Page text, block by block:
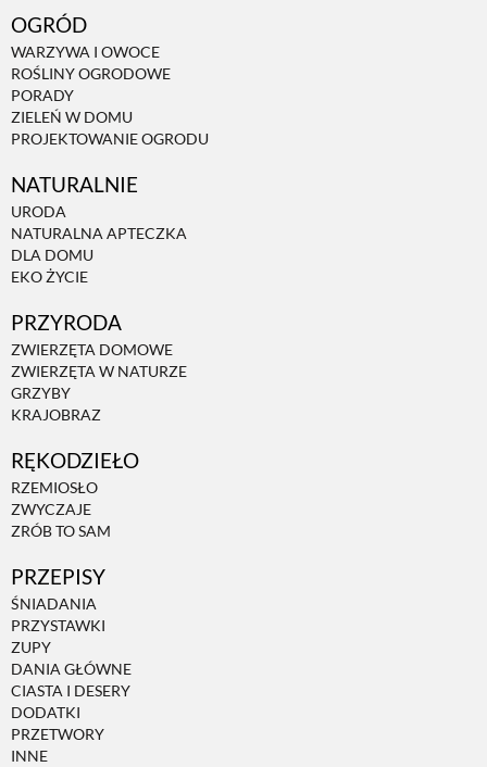
OGRÓD
WARZYWA I OWOCE
ROŚLINY OGRODOWE
PORADY
ZIELEŃ W DOMU
PROJEKTOWANIE OGRODU
NATURALNIE
URODA
NATURALNA APTECZKA
DLA DOMU
EKO ŻYCIE
PRZYRODA
ZWIERZĘTA DOMOWE
ZWIERZĘTA W NATURZE
GRZYBY
KRAJOBRAZ
RĘKODZIEŁO
RZEMIOSŁO
ZWYCZAJE
ZRÓB TO SAM
PRZEPISY
ŚNIADANIA
PRZYSTAWKI
ZUPY
DANIA GŁÓWNE
CIASTA I DESERY
DODATKI
PRZETWORY
INNE